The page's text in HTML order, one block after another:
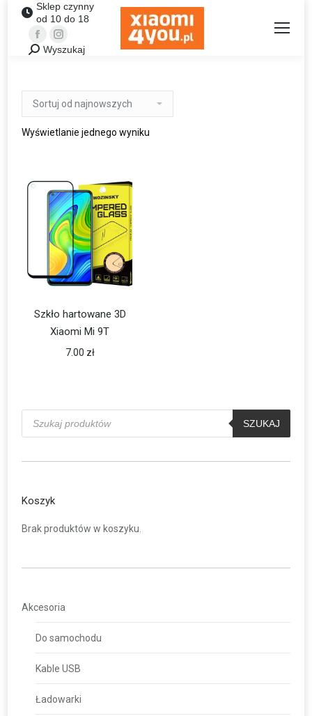
Sklep czynny
od 10 do 18
FacebookInstagram
Szukaj:Wyszukaj
Wyświetlanie jednego wyniku
Szkło hartowane 3D
Xiaomi Mi 9T
7.00 zł
Wyszukiwarka
produktów
SZUKAJ
Koszyk
Brak produktów w koszyku.
Akcesoria
Do samochodu
Kable USB
Ładowarki